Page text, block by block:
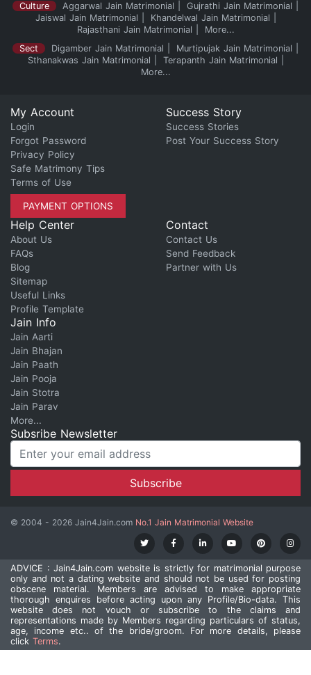
Culture
Aggarwal Jain Matrimonial
Gujrathi Jain Matrimonial
Jaiswal Jain Matrimonial
Khandelwal Jain Matrimonial
Rajasthani Jain Matrimonial
More...
Sect
Digamber Jain Matrimonial
Murtipujak Jain Matrimonial
Sthanakwas Jain Matrimonial
Terapanth Jain Matrimonial
More...
My Account
Login
Forgot Password
Privacy Policy
Safe Matrimony Tips
Terms of Use
PAYMENT OPTIONS
Success Story
Success Stories
Post Your Success Story
Help Center
About Us
FAQs
Blog
Sitemap
Useful Links
Profile Template
Contact
Contact Us
Send Feedback
Partner with Us
Jain Info
Jain Aarti
Jain Bhajan
Jain Paath
Jain Pooja
Jain Stotra
Jain Parav
More...
Subsribe Newsletter
© 2004 - 2026 Jain4Jain.com No.1 Jain Matrimonial Website
ADVICE : Jain4Jain.com website is strictly for matrimonial purpose
only and not a dating website and should not be used for posting
obscene material. Members are advised to make appropriate
thorough enquires before acting upon any Profile/Bio-data. This
website does not vouch or subscribe to the claims and
representations made by Members regarding particulars of status,
age, income etc.. of the bride/groom. For more details, please
click Terms.